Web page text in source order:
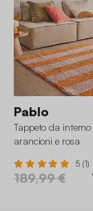
Pablo
Tappeto da
arancioni e rosa
5 (1)
189,99 €